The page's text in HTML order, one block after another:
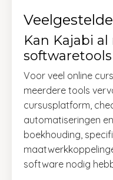
Kan Kajabi
Voor veel online
meerdere tools
cursusplatform,
automatiseringen
boekhouding,
software nodig